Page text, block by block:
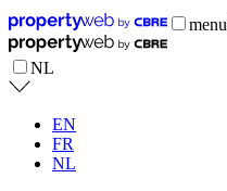
menu
NL
EN
FR
NL